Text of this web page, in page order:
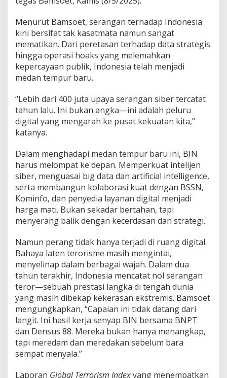
s
Menurut Bamsoet, serangan terhadap Indonesia
kini bersifat tak kasatmata namun sangat
mematikan. Dari peretasan terhadap data strategis
hingga operasi hoaks yang melemahkan
kepercayaan publik, Indonesia telah menjadi
medan tempur baru.
“Lebih dari 400 juta upaya serangan siber tercatat
tahun lalu. Ini bukan angka—ini adalah peluru
digital yang mengarah ke pusat kekuatan kita,”
katanya.
Dalam menghadapi medan tempur baru ini, BIN
harus melompat ke depan. Memperkuat intelijen
siber, menguasai big data dan artificial intelligence,
serta membangun kolaborasi kuat dengan BSSN,
Kominfo, dan penyedia layanan digital menjadi
harga mati. Bukan sekadar bertahan, tapi
menyerang balik dengan kecerdasan dan strategi.
Namun perang tidak hanya terjadi di ruang digital.
Bahaya laten terorisme masih mengintai,
menyelinap dalam berbagai wajah. Dalam dua
tahun terakhir, Indonesia mencatat nol serangan
teror—sebuah prestasi langka di tengah dunia
yang masih dibekap kekerasan ekstremis. Bamsoet
mengungkapkan, “Capaian ini tidak datang dari
langit. Ini hasil kerja senyap BIN bersama BNPT
dan Densus 88. Mereka bukan hanya menangkap,
tapi meredam dan meredakan sebelum bara
sempat menyala.”
Laporan Global Terrorism Indexyang menempatkan